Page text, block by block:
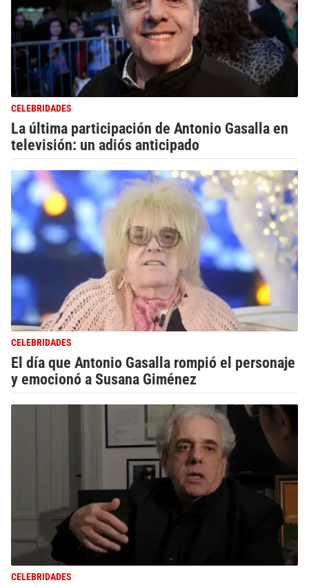
CELEBRIDADES
La última participación de Antonio Gasalla en
televisión: un adiós anticipado
CELEBRIDADES
El día que Antonio Gasalla rompió el personaje
y emocionó a Susana Giménez
CELEBRIDADES